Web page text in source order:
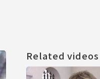
Related videos